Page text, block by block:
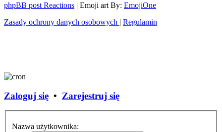
phpBB post Reactions | Emoji art By: EmojiOne
Zasady ochrony danych osobowych | Regulamin
Zaloguj się • Zarejestruj się
Nazwa użytkownika: